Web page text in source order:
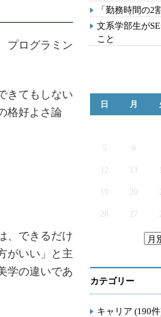
プログラミン
きてもしない
格好よさ論
、できるだけ
がいい」と主
学の違いであ
「勤務時間の
文系学部生が
こと
日 月
5 6
12 13
19 20
26 27
カテゴリー
キャリア (190